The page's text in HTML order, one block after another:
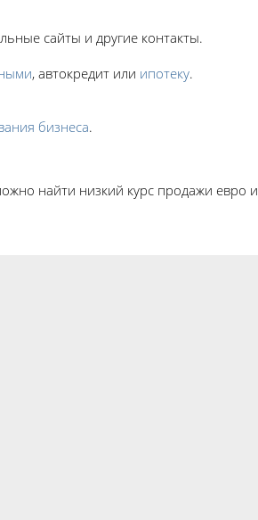
сайты и другие контакты.
, автокредит или ипотеку.
бизнеса.
найти низкий курс продажи евро и